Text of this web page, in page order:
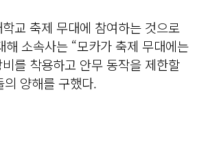
교 축제 무대에 참여하는 것으로
해 소속사는 “모카가 축제 무대에는
를 착용하고 안무 동작을 제한할
의 양해를 구했다.